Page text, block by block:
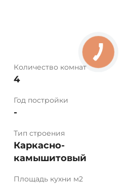
Количество комнат
4
Год постройки
-
Тип строения
Каркасно-
камышитовый
Площадь кухни м2